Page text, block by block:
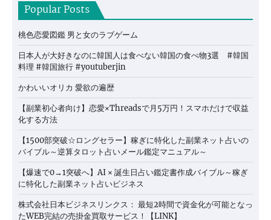
Popular Posts
桃色恋愛図鑑 男と女のラブゲーム
日本人が大好きなのに韓国人は食べない韓国の食べ物3選 #韓国
料理 #韓国旅行 #youtuberjin
かわいいオリカ 愛欲の遍歴
【副業初心者向け】恋愛×Threadsで月5万円！スマホだけで収益
化する方法
【1500部突破☆ロングセラー】稼ぎに特化した副業ネット占いの
バイブル～逆算タロット占いメール鑑定マニュアル～
【爆速で0→1突破へ】AI × 誕生日占い鑑定書作成バイブル～稼ぎ
に特化した副業ネット占いビジネス
株式会社日本ビジネスリンクス： 最短2時間で資金化が可能となっ
たWEB完結の売掛金買取サービス！【LINK】